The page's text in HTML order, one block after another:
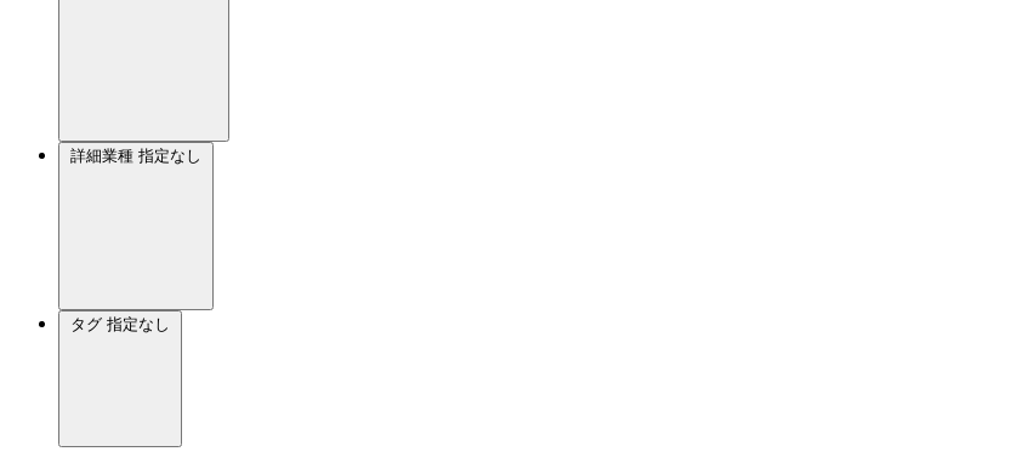
詳細業種 指定なし
タグ 指定なし